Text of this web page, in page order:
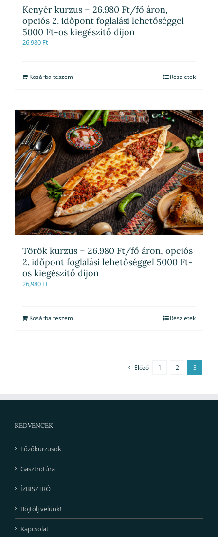
Kenyér kurzus – 26.980 Ft/fő áron,
opciós 2. időpont foglalási lehetőséggel
5000 Ft-os kiegészítő díjon
26,980 Ft
Kosárba teszem Részletek
Török kurzus – 26.980 Ft/fő áron, opciós
2. időpont foglalási lehetőséggel 5000 Ft-
os kiegészítő díjon
26,980 Ft
Kosárba teszem Részletek
Előző 1 2 3
KEDVENCEK
Főzőkurzusok
Gasztrotúra
ÍZBISZTRÓ
Böjtölj velünk!
Kapcsolat